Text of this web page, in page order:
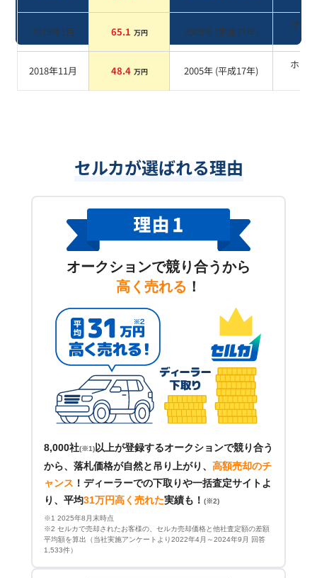
2019年1月 65.1 万円 2005年 (平成17年)
ブラ
2018年11月 48.4 万円 2005年 (平成17年)
ホワ
セルカが選ばれる理由
オークションで競り合うから
高く売れる ！
8,000社(※1) 以上が登録するオークションで競り合う
から、落札価格が自然と吊り上がり、 高額売却のチ
ャンス ！ ディーラーでの下取りや一括査定サイトよ
り、平均31万円高く売れた実績も！ (※2)
※1 2025年8月末時点
※2 セルカで売却されたお客様の、セルカ売却価格と他社査定額の差額
平均額を算出（当社実施アンケートより2022年4月～2024年9月 回答
1,533件）